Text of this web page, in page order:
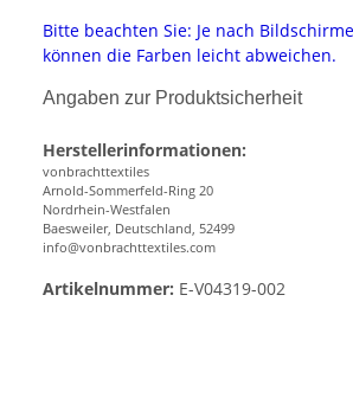
Bitte beachten Sie: Je nach
können die Farben leicht abweichen.
Angaben zur Produktsicherheit
Herstellerinformationen:
vonbrachttextiles
Arnold-Sommerfeld-Ring 20
Nordrhein-Westfalen
Baesweiler, Deutschland, 52499
info@vonbrachttextiles.com
Artikelnummer: E-V04319-002